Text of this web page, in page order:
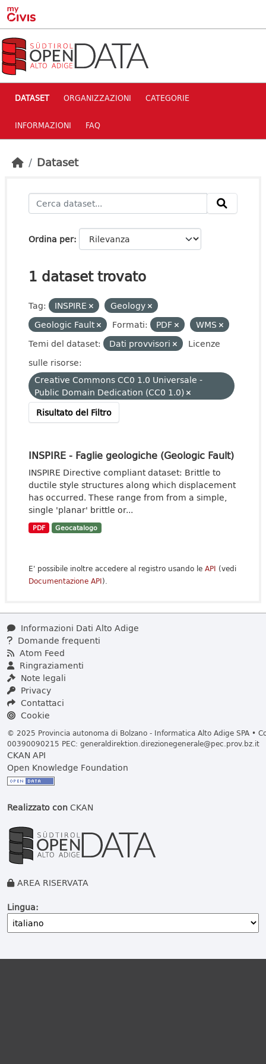
Skip to main content
DATASET ORGANIZZAZIONI CATEGORIE
INFORMAZIONI FAQ
Dataset
Ordina per
1 dataset trovato
Tag: INSPIRE
Geology
Geologic Fault
Formati: PDF
WMS
Temi del dataset:
Dati provvisori
Licenze
sulle risorse:
Creative Commons CC0 1.0 Universale -
Public Domain Dedication (CC0 1.0)
Risultato del Filtro
INSPIRE - Faglie geologiche (Geologic Fault)
INSPIRE Directive compliant dataset: Brittle to
ductile style structures along which displacement
has occurred. These range from from a simple,
single 'planar' brittle or...
PDF Geocatalogo
E' possibile inoltre accedere al registro usando le API (vedi
Documentazione API).
Informazioni Dati Alto Adige
Domande frequenti
Atom Feed
Ringraziamenti
Note legali
Privacy
Contattaci
Cookie
© 2025 Provincia autonoma di Bolzano - Informatica Alto Adige SPA •
00390090215 PEC: generaldirektion.direzionegenerale@pec.prov.bz.it
CKAN API
Open Knowledge Foundation
Realizzato conCKAN
AREA RISERVATA
Lingua